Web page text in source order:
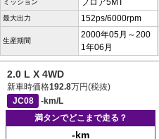
ミッション フロア5MT
最大出力 152ps/6000rpm
生産期間
2000年05月～200
1年06月
2.0 L X 4WD
新車時価格192.8万円(税抜)
JC08
-km/L
満タンでどこまで走る？
-km